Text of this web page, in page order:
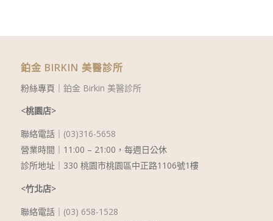
鉑金 BIRKIN 美醫診所
粉絲專頁｜ 鉑金 Birkin 美醫診所
<桃園店>
聯絡電話｜ (03)316-5658
營業時間｜11:00 – 21:00，每週日公休
診所地址｜330 桃園市桃園區中正路1106號1樓
<竹北店>
聯絡電話｜ (03) 658-1528